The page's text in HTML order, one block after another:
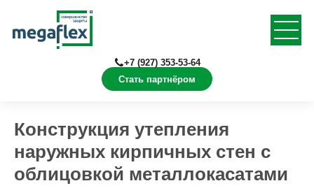
Стать партнёром
+7 (927) 353-53-64
Конструкция утепления
наружных кирпичных стен с
облицовкой металлокасатами